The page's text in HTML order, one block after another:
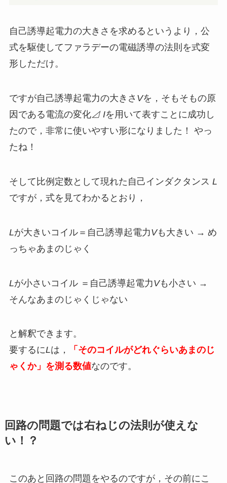
自己誘導起電力の大きさを求めるというより，公
式を駆使してファラデーの電磁誘導の法則を式変
形しただけ。
ですが自己誘導起電力の大きさ Vを，そもそもの原
因である電流の変化⊿ Iを用いて表すことに成功し
たので，非常に使いやすい形になりました！ やっ
たね！
そして比例定数として現れた自己インダクタンス L
ですが，式を見てわかるとおり，
Lが大きいコイル＝自己誘導起電力Vも大きい → め
っちゃあまのじゃく
Lが小さいコイル ＝自己誘導起電力Vも小さい →
そんなあまのじゃくじゃない
と解釈できます。
要するにLは， 「そのコイルがどれぐらいあまのじ
ゃくか」を測る数値なのです。
回路の問題では右ねじの法則が使えな
い！？
このあと回路の問題をやるのですが，その前にこ